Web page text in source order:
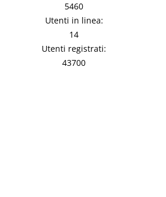
5460
Utenti in linea:
14
Utenti registrati:
43700